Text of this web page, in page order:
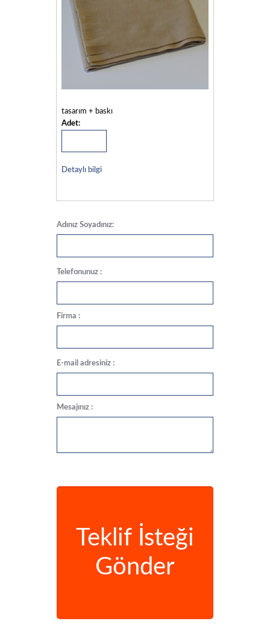
tasarım + baskı
Adet:
Detaylı bilgi
Adınız Soyadınız:
Telefonunuz :
Firma :
E-mail adresiniz :
Mesajınız :
Teklif İsteği
Gönder